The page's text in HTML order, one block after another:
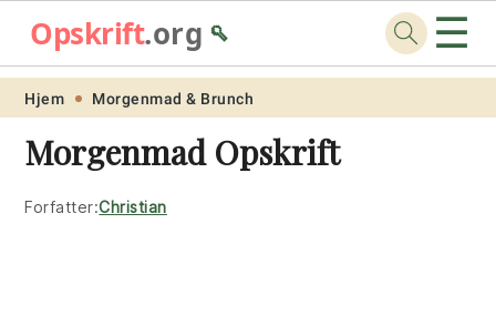
Skip
primary
navigation
Skip
main
content
Skip
primary
sidebar
Skip
footer
Opskrift.org🥄 ☰
Hjem Morgenmad & Brunch
Morgenmad Opskrift
Forfatter:Christian